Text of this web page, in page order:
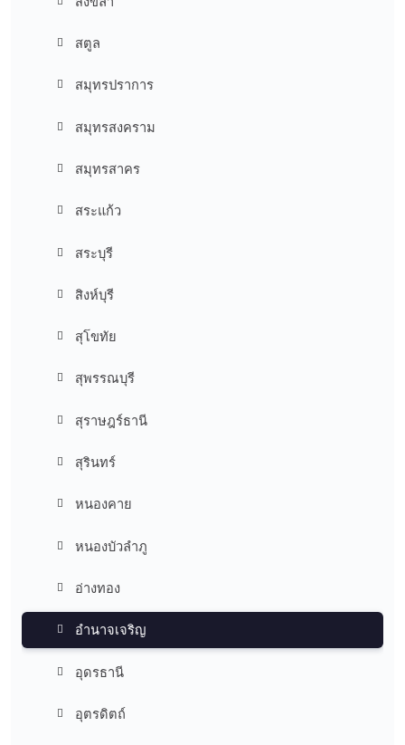
สตูล
สมุทรปราการ
สมุทรสงคราม
สมุทรสาคร
สระแก้ว
สระบุรี
สิงห์บุรี
สุโขทัย
สุพรรณบุรี
สุราษฎร์ธานี
สุรินทร์
หนองคาย
หนองบัวลำภู
อ่างทอง
อำนาจเจริญ
อุดรธานี
อุตรดิตถ์